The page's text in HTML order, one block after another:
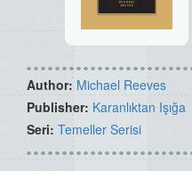
Author: Michael Reeves
Publisher: Karanlıktan Işığa
Seri: Temeller Serisi